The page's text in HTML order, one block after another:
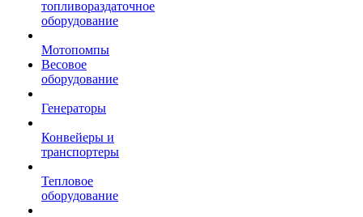
топливораздаточное
оборудование
Мотопомпы
Весовое
оборудование
Генераторы
Конвейеры и
транспортеры
Тепловое
оборудование